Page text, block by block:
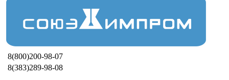
8(800)200-98-07
8(383)289-98-08